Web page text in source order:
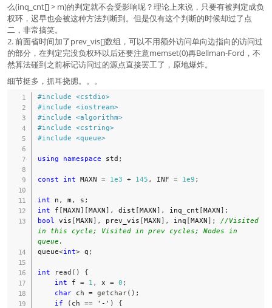
么(inq_cnt[] > m)的判定就不会受影响呢？理论上来说，只要有被判定成负
权环，迟早也会被这种方法判断到。但是仅有这个判断的时候却过了点
二，非常搞笑。
2. 前面省时间加了prev_vis[]数组，可以不用额外访问单向边指向的访问过
的部分，在判定完没负权环以后还要注意memset(0)再Bellman-Ford，不
然算法碰到之前标记访问过的源点直接罢工了，原地爆炸。
细节挺多，抓耳挠腮。。。
#include <cstdio>
#include <iostream>
#include <algorithm>
#include <cstring>
#include <queue>
using namespace std ;
const int MAXN = 1e3 + 145 , INF = 1e9 ;
int n , m , s ;
int f [MAXN] [MAXN] , dist [MAXN] , inq_cnt [MAXN] ;
bool
vis [MAXN] , prev_vis [MAXN] , inq [MAXN] ;
//Visited
in this cycle; Visited in prev cycles; Nodes in
queue.
queue<int> q ;
int read ( )
{
int f = 1 , x = 0 ;
char ch = getchar( ) ;
if
( ch == '-' )
{